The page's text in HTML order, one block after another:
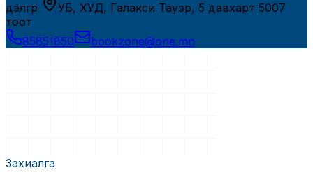
дэлгүүр
УБ, ХУД, Галакси Тауэр, 5 давхарт 5007
тоот
85851850
bookzone@one.mn
Захиалга